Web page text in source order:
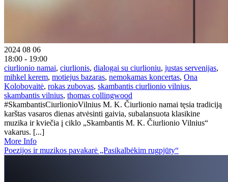
2024 08 06
18:00 - 19:00
ciurlionio namai, ciurlionis, dialogai su ciurlioniu, justas servenijas,
mihkel kerem, motiejus bazaras, nemokamas koncertas, Ona
Kolobovaitė, rokas zubovas, skambantis ciurlionio vilnius,
skambantis vilnius, thomas collingwood
#SkambantisCiurlionioVilnius M. K. Čiurlionio namai tęsia tradiciją
karštas vasaros dienas atvėsinti gaivia, subalansuota klasikine
muzika ir kviečia į ciklo „Skambantis M. K. Čiurlionio Vilnius“
vakarus. [...]
More Info
Poezijos ir muzikos pavakarė „Pasikalbėkim rugpjūty“